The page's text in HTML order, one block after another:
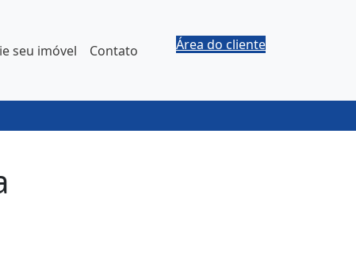
seu imóvel Contato Área do cliente